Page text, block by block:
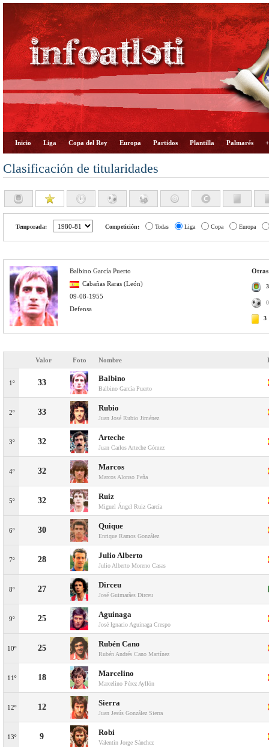
Inicio Liga Copa del Rey Europa Partidos Plantilla Palmarés
Clasificación de titularidades
Temporada: Competición: Todas Liga Copa Europa
Otras
0
3
Balbino García Puerto
Cabañas Raras (León)
09-08-1955
Defensa
Valor Foto Nombre
1º 33 Balbino
Balbino García Puerto
2º 33 Rubio
Juan José Rubio Jiménez
3º 32 Arteche
Juan Carlos Arteche Gómez
4º 32 Marcos
Marcos Alonso Peña
5º 32 Ruiz
Miguel Ángel Ruiz García
6º 30 Quique
Enrique Ramos González
7º 28 Julio Alberto
Julio Alberto Moreno Casas
8º 27 Dirceu
José Guimarães Dirceu
9º 25 Aguinaga
José Ignacio Aguinaga Crespo
10º 25 Rubén Cano
Rubén Andrés Cano Martínez
11º 18 Marcelino
Marcelino Pérez Ayllón
12º 12 Sierra
Juan Jesús González Sierra
13º 9 Robi
Valentín Jorge Sánchez